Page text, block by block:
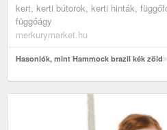
kert, kerti bútorok, kerti hinták,
függőágy
merkurymarket.hu
Hasonlók, mint Hammock brazil kék zöld